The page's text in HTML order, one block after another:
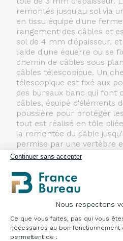
Continuer sans accepter
Nous respectons
Plateforme de
Ce que vous faites, pas qui vous
nécessaires au bon
permettent de :
remontés jusqu'au sol via
en tissu équipé d'une
rangement des câbles et
sol de 4 mm d'épaisseur.
l'aide d'une équerre ou se
chemin de câbles sous
câbles télescopique. Un
télescopique est fixé aux
des bureaux banc qui font
câbles, équipé d'éléments
poussière pour protéger
tout est réalisé en tôle
la remontée du câble
permise par une vertèbre
transparent avec une
éléments en acier sont
époxy.
Panneaux privatifs pour
Ils sont disponibles en
tissu insonorisant. Ils sont
de particules de 38 mm